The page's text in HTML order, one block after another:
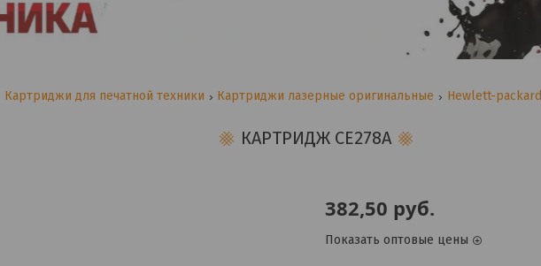
Картриджи для печатной техники Картриджи лазерные оригинальные Hewlett-packard
КАРТРИДЖ CE278A
382,50 руб.
Показать оптовые цены